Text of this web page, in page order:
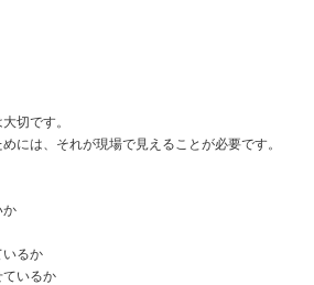
切です。
には、それが現場で見えることが必要です。
か
いるか
ているか